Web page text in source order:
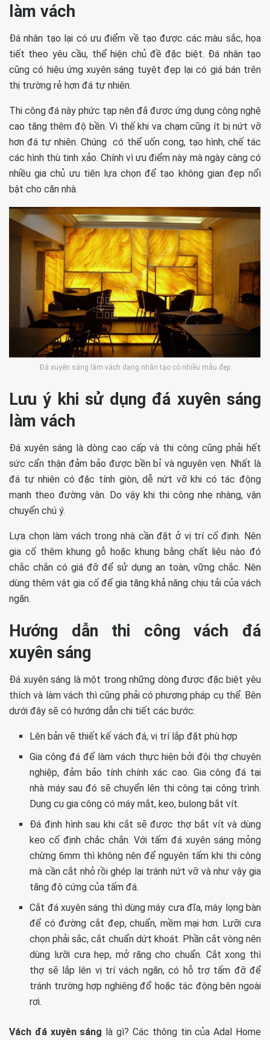
làm vách
Đá nhân tạo lại có ưu điểm về tạo được các màu sắc, họa
tiết theo yêu cầu, thể hiện chủ đề đặc biệt. Đá nhân tạo
cũng có hiệu ứng xuyên sáng tuyệt đẹp lại có giá bán trên
thị trường rẻ hơn đá tự nhiên.
Thi công đá này phức tạp nên đã được ứng dụng công nghệ
cao tăng thêm độ bền. Vì thế khi va chạm cũng ít bị nứt vỡ
hơn đá tự nhiên. Chúng có thể uốn cong, tạo hình, chế tác
các hình thù tinh xảo. Chính vì ưu điểm này mà ngày càng có
nhiều gia chủ ưu tiên lựa chọn để tạo không gian đẹp nổi
bật cho căn nhà.
Đá xuyên sáng làm vách dạng nhân tạo có nhiều mẫu đẹp
Lưu ý khi sử dụng đá xuyên sáng
làm vách
Đá xuyên sáng là dòng cao cấp và thi công cũng phải hết
sức cẩn thận đảm bảo được bền bỉ và nguyên vẹn. Nhất là
đá tự nhiên có đặc tính giòn, dễ nứt vỡ khi có tác động
mạnh theo đường vân. Do vậy khi thi công nhẹ nhàng, vận
chuyển chú ý.
Lựa chọn làm vách trong nhà cần đặt ở vị trí cố định. Nên
gia cố thêm khung gỗ hoặc khung bằng chất liệu nào đó
chắc chắn có giá đỡ để sử dụng an toàn, vững chắc. Nên
dùng thêm vật gia cố để gia tăng khả năng chịu tải của vách
ngăn.
Hướng dẫn thi công vách đá
xuyên sáng
Đá xuyên sáng là một trong những dòng được đặc biệt yêu
thích và làm vách thì cũng phải có phương pháp cụ thể. Bên
dưới đây sẽ có hướng dẫn chi tiết các bước:
Lên bản vẽ thiết kế vách đá, vị trí lắp đặt phù hợp
Gia công đá để làm vách thực hiện bởi đội thợ chuyên
nghiệp, đảm bảo tính chính xác cao. Gia công đá tại
nhà máy sau đó sẽ chuyển lên thi công tại công trình.
Dụng cụ gia công có máy mắt, keo, bulong bắt vít.
Đá định hình sau khi cắt sẽ được thợ bắt vít và dùng
keo cố định chắc chắn. Với tấm đá xuyên sáng mỏng
chừng 6mm thì không nên để nguyên tấm khi thi công
mà cần cắt nhỏ rồi ghép lại tránh nứt vỡ và như vậy gia
tăng độ cứng của tấm đá.
Cắt đá xuyên sáng thì dùng máy cưa đĩa, máy lọng bàn
để có đường cắt đẹp, chuẩn, mềm mại hơn. Lưỡi cưa
chọn phải sắc, cắt chuẩn dứt khoát. Phần cắt vòng nên
dùng lưỡi cưa hẹp, mở răng cho chuẩn. Cắt xong thì
thợ sẽ lắp lên vị trí vách ngăn, có hỗ trợ tấm đỡ để
tránh trường hợp nghiêng đổ hoặc tác động bên ngoài
rơi.
Vách đá xuyên sáng là gì? Các thông tin của Adal Home